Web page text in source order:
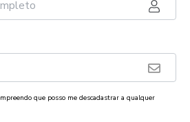
que posso me descadastrar a qualquer